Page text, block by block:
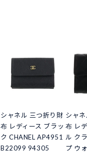
シャネル 三つ折り財
布 レディース ブラッ
ク CHANEL AP4951
B22099 94305
シャ
布 レ
ル ク
プ ウ